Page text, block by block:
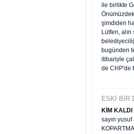
ile birlikte
şimdiden
Lütfen,
bugünden
itibariyle
de CHP'de
ESKİ BİR
KİM KALDI
sayın yusuf